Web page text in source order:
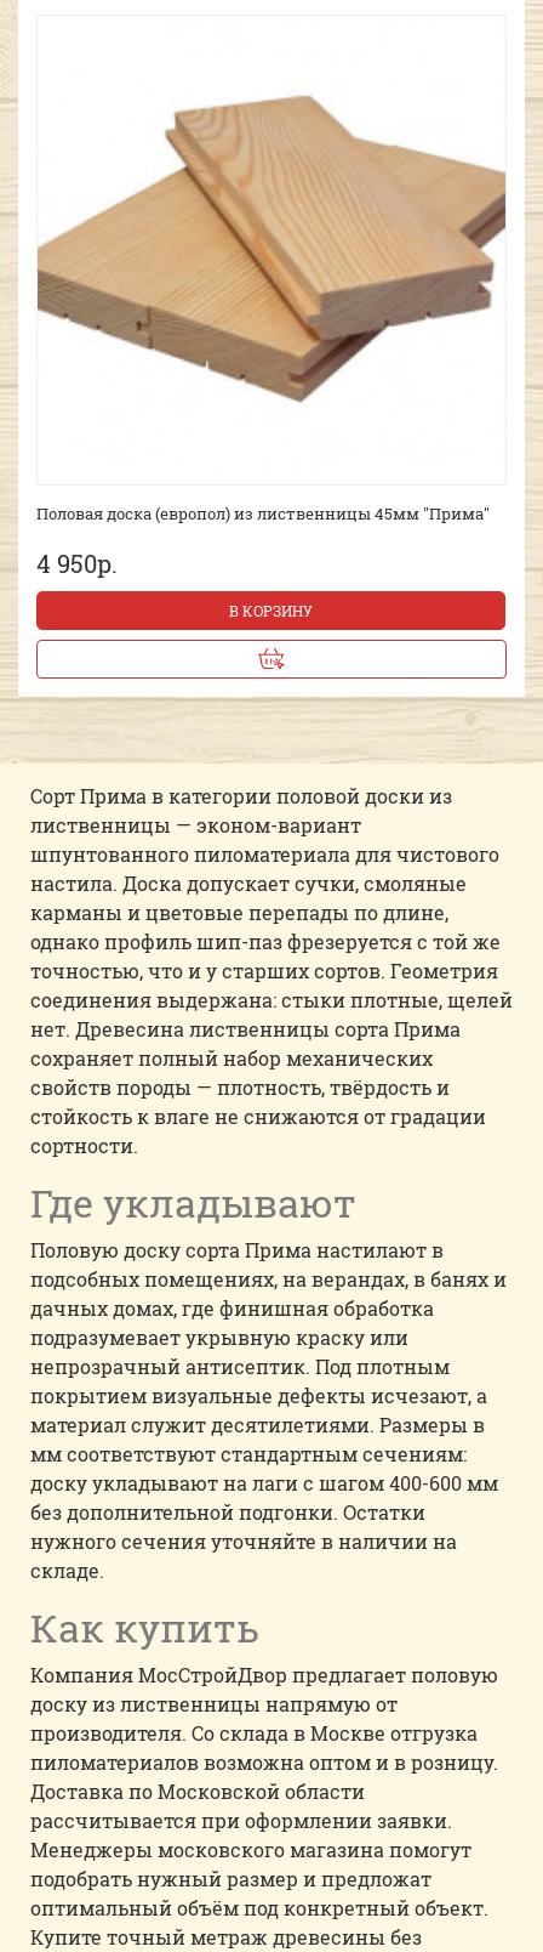
Половая доска (европол) из лиственницы 45мм "Прима"
4 950р.
В КОРЗИНУ
Сорт Прима в категории половой доски из
лиственницы — эконом-вариант
шпунтованного пиломатериала для чистового
настила. Доска допускает сучки, смоляные
карманы и цветовые перепады по длине,
однако профиль шип-паз фрезеруется с той же
точностью, что и у старших сортов. Геометрия
соединения выдержана: стыки плотные, щелей
нет. Древесина лиственницы сорта Прима
сохраняет полный набор механических
свойств породы — плотность, твёрдость и
стойкость к влаге не снижаются от градации
сортности.
Где укладывают
Половую доску сорта Прима настилают в
подсобных помещениях, на верандах, в банях и
дачных домах, где финишная обработка
подразумевает укрывную краску или
непрозрачный антисептик. Под плотным
покрытием визуальные дефекты исчезают, а
материал служит десятилетиями. Размеры в
мм соответствуют стандартным сечениям:
доску укладывают на лаги с шагом 400-600 мм
без дополнительной подгонки. Остатки
нужного сечения уточняйте в наличии на
складе.
Как купить
Компания МосСтройДвор предлагает половую
доску из лиственницы напрямую от
производителя. Со склада в Москве отгрузка
пиломатериалов возможна оптом и в розницу.
Доставка по Московской области
рассчитывается при оформлении заявки.
Менеджеры московского магазина помогут
подобрать нужный размер и предложат
оптимальный объём под конкретный объект.
Купите точный метраж древесины без